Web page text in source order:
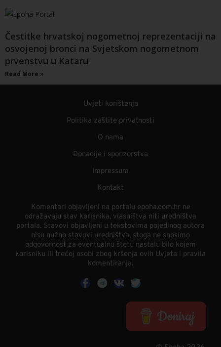
Čestitke hrvatskoj nogometnoj reprezentaciji na
osvojenoj bronci na Svjetskom nogometnom
prvenstvu u Kataru
Read More »
Uvjeti korištenja
Politika zaštite privatnosti
O nama
Donacije i sponzorstva
Impressum
Kontakt
Komentari objavljeni na portalu epoha.com.hr ne
odražavaju stav korisnika, vlasništva niti uredništva
portala. Stavovi objavljeni u tekstovima pojedinog autora
nisu nužno stavovi uredništva, stoga ne snosimo
odgovornost za eventualnu štetu nastalu bilo kojem
korisniku ili trećoj osobi zbog kršenja ovih Uvjeta i pravila
komentiranja.